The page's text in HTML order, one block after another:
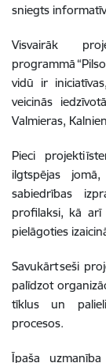
sniegts
Visvairāk
programmā
vidū ir
veicinās
Valmieras,
Pieci projekti
ilgtspējas
sabiedrības
profilaksi, kā arī
pielāgoties
Savukārt seši
palīdzot
tīklus un
procesos.
Īpaša